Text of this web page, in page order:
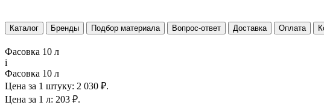
Каталог Бренды Подбор материала Вопрос-ответ Доставка Оплата
Фасовка 10 л
i
Фасовка 10 л
Цена за 1 штуку: 2 030 ₽.
Цена за 1 л: 203 ₽.